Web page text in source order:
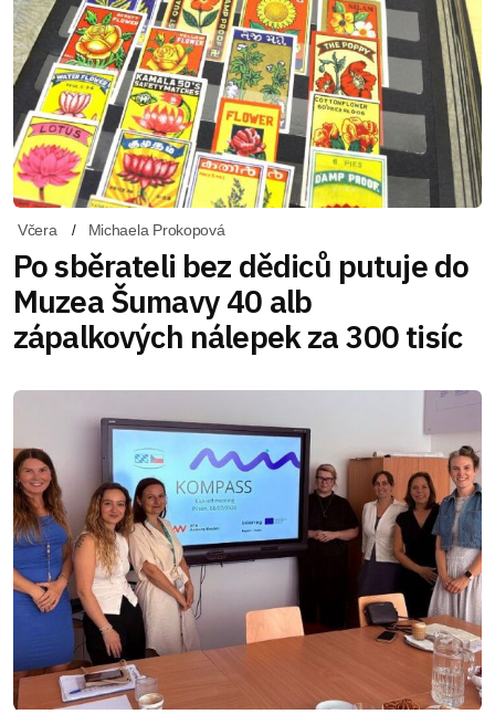
Včera Michaela Prokopová
Po sběrateli bez dědiců putuje do
Muzea Šumavy 40 alb
zápalkových nálepek za 300 tisíc